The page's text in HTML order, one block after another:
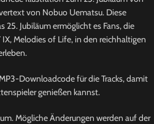
von Nobuo Uematsu. Diese
Jubiläum ermöglicht es Fans, die
Melodies of Life, in den reichhaltigen
Downloadcode für die Tracks, damit
genießen kannst.
Mögliche Änderungen werden auf der